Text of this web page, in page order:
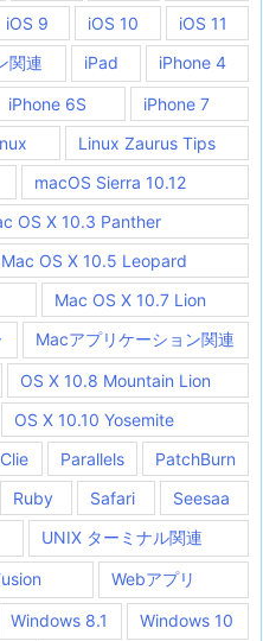
iOS 9 iOS 10
iOS 11
関連 iPad iPhone 4
iPhone 6S
iPhone 7
Linux Zaurus Tips
macOS Sierra 10.12
OS X 10.3 Panther
Mac OS X 10.5 Leopard
Mac OS X 10.7 Lion
Macアプリケーション関連
OS X 10.8 Mountain Lion
OS X 10.10 Yosemite
Parallels
PatchBurn
Ruby Safari
Seesaa
UNIX ターミナル関連
Webアプリ
Windows 8.1 Windows 10